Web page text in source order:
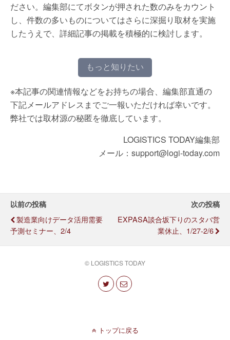
ださい。編集部にてボタンが押された数のみをカウント
し、件数の多いものについてはさらに深掘り取材を実施
したうえで、詳細記事の掲載を積極的に検討します。
もっと知りたい
※本記事の関連情報などをお持ちの場合、編集部直通の
下記メールアドレスまでご一報いただければ幸いです。
弊社では取材源の秘匿を徹底しています。
LOGISTICS TODAY編集部
メール：support@logi-today.com
以前の投稿
製造業向けデータ活用需要
予測セミナー、2/4
次の投稿
EXPASA談合坂下りのスタバ営
業休止、1/27-2/6
© LOGISTICS TODAY
トップに戻る